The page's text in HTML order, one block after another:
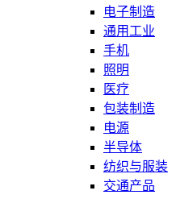
电子制造
通用工业
手机
照明
医疗
包装制造
电源
半导体
纺织与服装
交通产品